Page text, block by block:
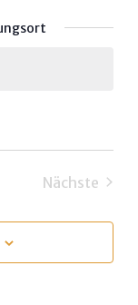
Nächste